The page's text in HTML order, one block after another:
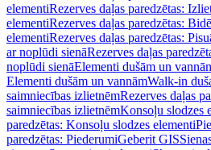
elementiRezerves daļas paredzētas:
elementiRezerves daļas paredzētas:
elementiRezerves daļas paredzētas:
ar noplūdi sienāRezerves daļas
noplūdi sienāElementi dušām un
Elementi dušām un vannāmWalk-in
saimniecības izlietnēmRezerves daļas
saimniecības izlietnēmKonsoļu slodzes
paredzētas: Konsoļu slodzes elementi
paredzētas: PiederumiGeberit GIS